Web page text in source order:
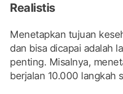
Realistis
Menetapkan tujuan
dan bisa dicapai adalah
penting. Misalnya,
berjalan 10.000 langkah